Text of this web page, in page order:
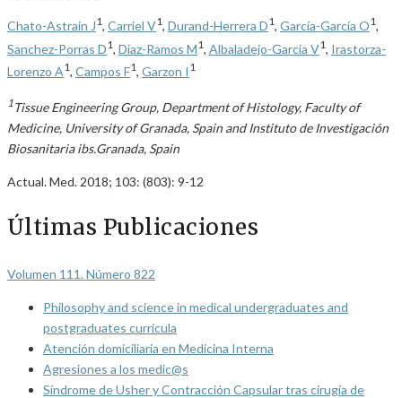
Chato-Astrain J1, Carriel V1, Durand-Herrera D1, García-García O1,
Sanchez-Porras D1 Diaz-Ramos M1 Albaladejo-Garcia V1
Irastorza-
Lorenzo A1, Campos F1, Garzon I 1
1Tissue Engineering Group, Department of Histology, Faculty of
Medicine, University of Granada, Spain and Instituto de Investigación
Biosanitaria ibs.Granada, Spain
Actual. Med. 2018; 103: (803): 9-12
Últimas Publicaciones
Volumen 111. Número 822
Philosophy and science in medical undergraduates and
postgraduates curricula
Atención domiciliaria en Medicina Interna
Agresiones a los medic@s
Síndrome de Usher y Contracción Capsular tras cirugía de